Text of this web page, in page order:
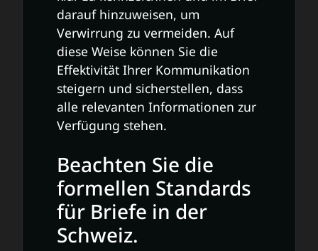
darauf hinzuweisen, um
Verwirrung zu vermeiden. Auf
diese Weise können Sie die
Effektivität Ihrer Kommunikation
steigern und sicherstellen, dass
alle relevanten Informationen zur
Verfügung stehen.
Beachten Sie die
formellen Standards
für Briefe in der
Schweiz.